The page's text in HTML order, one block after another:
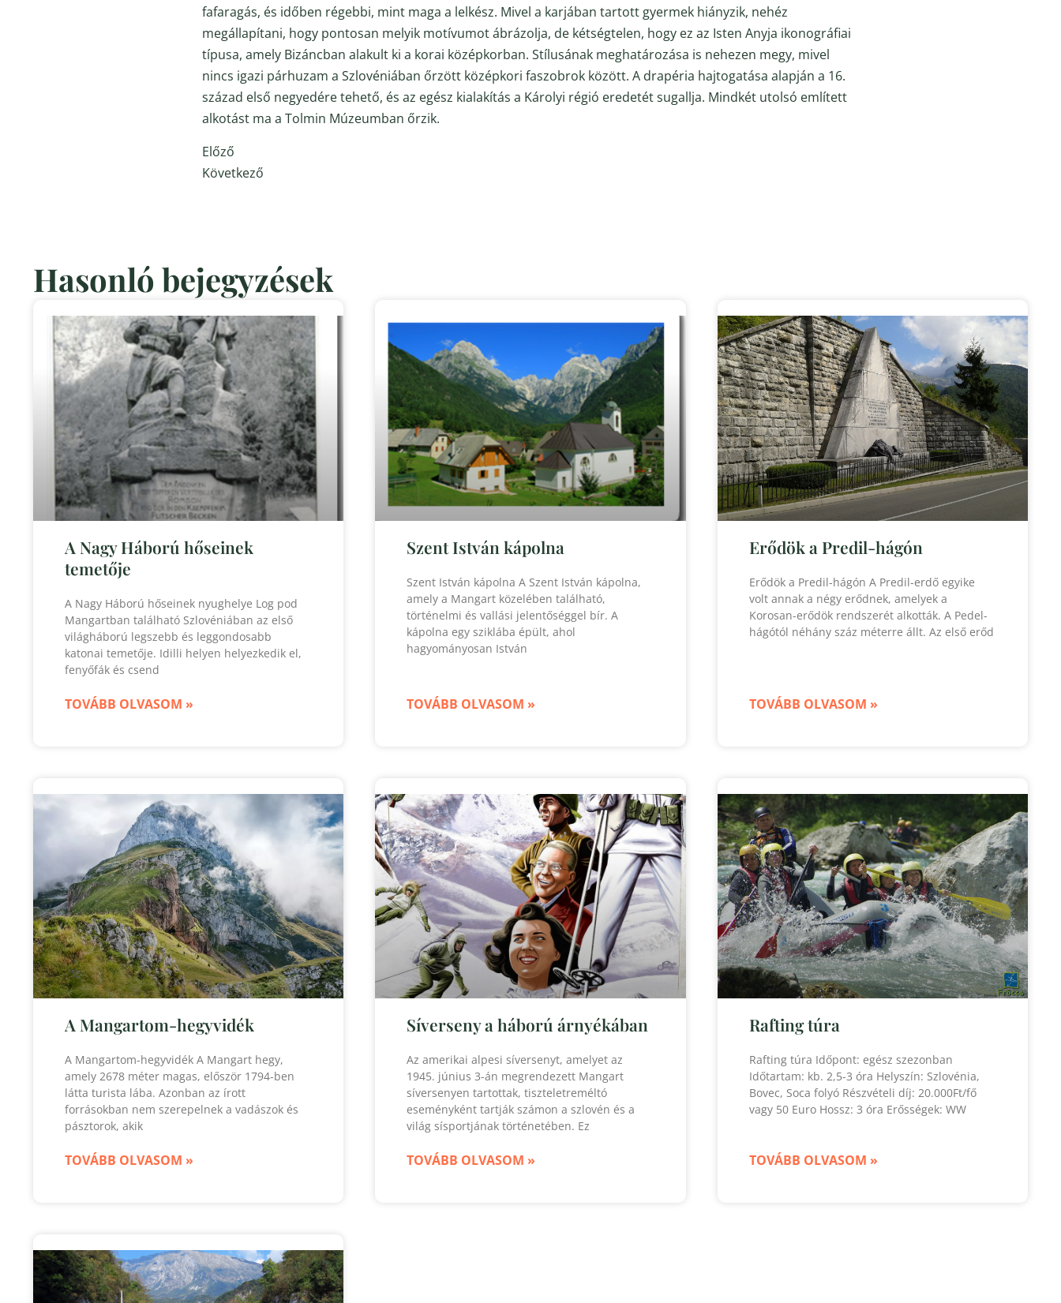
fafaragás, és időben régebbi, mint maga a lelkész. Mivel a karjában tartott gyermek hiányzik, nehéz
megállapítani, hogy pontosan melyik motívumot ábrázolja, de kétségtelen, hogy ez az Isten Anyja ikonográfiai
típusa, amely Bizáncban alakult ki a korai középkorban. Stílusának meghatározása is nehezen megy, mivel
nincs igazi párhuzam a Szlovéniában őrzött középkori faszobrok között. A drapéria hajtogatása alapján a 16.
század első negyedére tehető, és az egész kialakítás a Károlyi régió eredetét sugallja. Mindkét utolsó említett
alkotást ma a Tolmin Múzeumban őrzik.
Előző
Következő
Hasonló bejegyzések
A Nagy Háború hőseinek
temetője
A Nagy Háború hőseinek nyughelye Log pod
Mangartban található Szlovéniában az első
világháború legszebb és leggondosabb
katonai temetője. Idilli helyen helyezkedik el,
fenyőfák és csend
TOVÁBB OLVASOM »
Szent István kápolna
Szent István kápolna A Szent István kápolna,
amely a Mangart közelében található,
történelmi és vallási jelentőséggel bír. A
kápolna egy sziklába épült, ahol
hagyományosan István
TOVÁBB OLVASOM »
Erődök a Predil-hágón
Erődök a Predil-hágón A Predil-erdő egyike
volt annak a négy erődnek, amelyek a
Korosan-erődök rendszerét alkották. A Pedel-
hágótól néhány száz méterre állt. Az első erőd
TOVÁBB OLVASOM »
A Mangartom-hegyvidék
A Mangartom-hegyvidék A Mangart hegy,
amely 2678 méter magas, először 1794-ben
látta turista lába. Azonban az írott
forrásokban nem szerepelnek a vadászok és
pásztorok, akik
TOVÁBB OLVASOM »
Síverseny a háború árnyékában
Az amerikai alpesi síversenyt, amelyet az
1945. június 3-án megrendezett Mangart
síversenyen tartottak, tiszteletreméltó
eseményként tartják számon a szlovén és a
világ sísportjának történetében. Ez
TOVÁBB OLVASOM »
Rafting túra
Rafting túra Időpont: egész szezonban
Időtartam: kb. 2,5-3 óra Helyszín: Szlovénia,
Bovec, Soca folyó Részvételi díj: 20.000Ft/fő
vagy 50 Euro Hossz: 3 óra Erősségek: WW
TOVÁBB OLVASOM »